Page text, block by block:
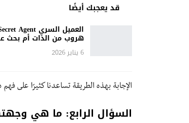
قد يعجبك أيضًا
هروب من الذات أم بحث
6 يناير 2026
الإجابة بهذه الطريقة تساعدنا كثيرًا على
السؤال الرابع: ما هي